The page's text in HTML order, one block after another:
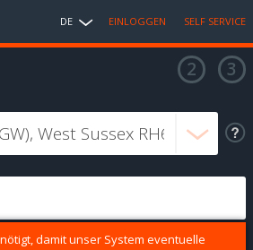
DE EINLOGGEN SELF SERVICE
damit unser System eventuelle